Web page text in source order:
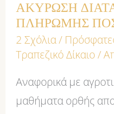
ΑΚΥΡΩΣΗ
ΠΛΗΡΩΜΗΣ
2 Σχόλια/
Τραπεζικό Δίκαιο /
Αναφορικά με
μαθήματα ορθής
€